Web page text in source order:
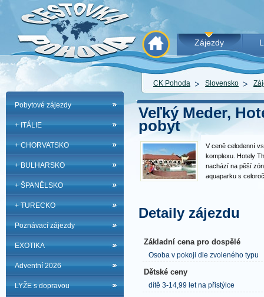
Zájezdy
CK Pohoda Slovensko
Pobytové zájezdy
+ ITÁLIE
+ CHORVATSKO
+ BULHARSKO
+ ŠPANĚLSKO
+ TURECKO
Poznávací zájezdy
EXOTIKA
Adventní 2026
LYŽE s dopravou
Veľký Meder,
pobyt
V ceně celodenní
komplexu. Hotely
nachází na pěší
aquaparku s
Detaily zájezdu
Základní cena pro dospělé
Osoba v pokoji dle zvoleného typu
Dětské ceny
dítě 3-14,99 let na přistýlce